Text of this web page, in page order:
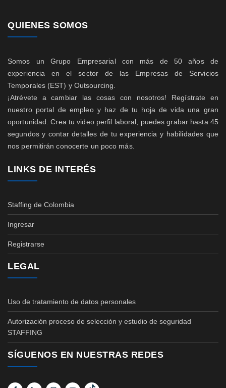
QUIENES SOMOS
Somos un Grupo Empresarial con más de 50 años de
experiencia en el sector de las Empresas de Servicios
Temporales (EST) y Outsourcing.
¡Atrévete a cambiar las cosas con nosotros! Regístrate en
nuestro portal de empleo y haz de tu hoja de vida una gran
oportunidad. Crea tu video perfil laboral, puedes grabar hasta 45
segundos y contar detalles de tu experiencia y habilidades que
nos permitirán conocerte un poco más.
LINKS DE INTERÉS
Staffing de Colombia
Ingresar
Registrarse
LEGAL
Uso de tratamiento de datos personales
Autorización proceso de selección y estudio de seguridad
STAFFING
SÍGUENOS EN NUESTRAS REDES